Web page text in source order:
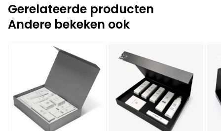
Gerelateerde producten
Andere bekeken ook
-15%